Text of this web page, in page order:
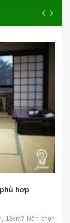
hợp
18cm? Nên chọn